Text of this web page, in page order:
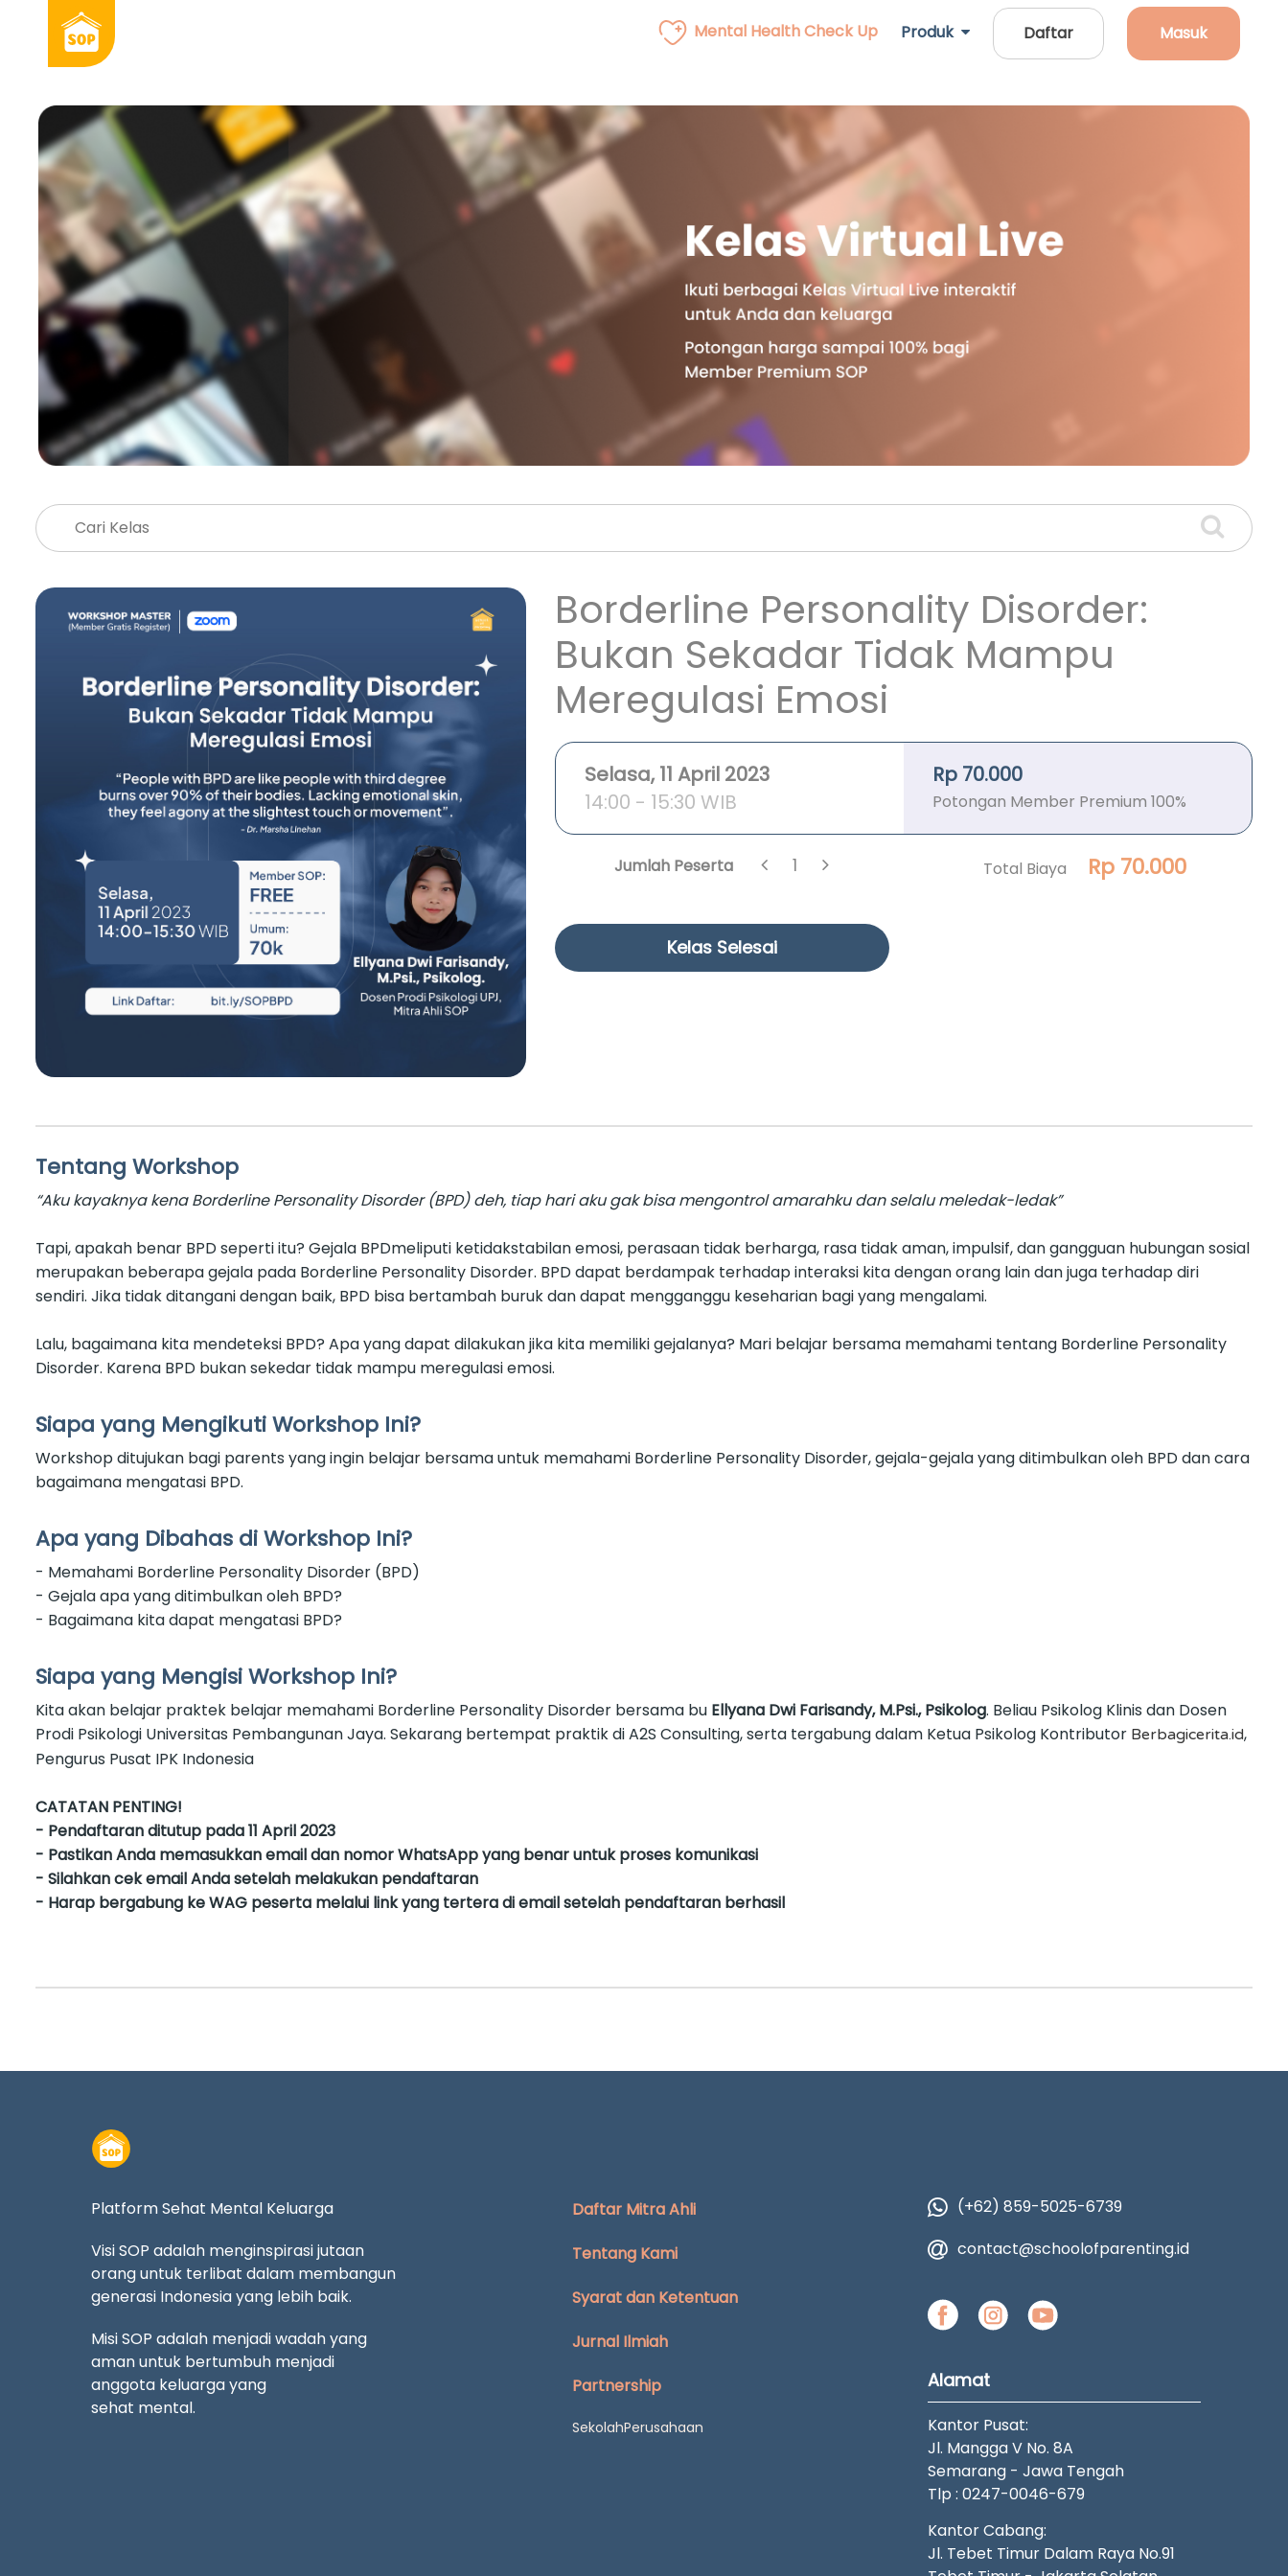
Mental Health Check Up Produk Daftar Masuk
Borderline Personality Disorder:
Bukan Sekadar Tidak Mampu
Meregulasi Emosi
Selasa, 11 April 2023
14:00 - 15:30 WIB
Rp 70.000
Potongan Member Premium 100%
Jumlah Peserta 1 Total Biaya Rp 70.000
Kelas Selesai
Tentang Workshop
“Aku kayaknya kena Borderline Personality Disorder (BPD) deh, tiap hari aku gak bisa mengontrol amarahku dan selalu meledak-ledak”
Tapi, apakah benar BPD seperti itu? Gejala BPDmeliputi ketidakstabilan emosi, perasaan tidak berharga, rasa tidak aman, impulsif, dan gangguan hubungan sosial
merupakan beberapa gejala pada Borderline Personality Disorder. BPD dapat berdampak terhadap interaksi kita dengan orang lain dan juga terhadap diri
sendiri. Jika tidak ditangani dengan baik, BPD bisa bertambah buruk dan dapat mengganggu keseharian bagi yang mengalami.
Lalu, bagaimana kita mendeteksi BPD? Apa yang dapat dilakukan jika kita memiliki gejalanya? Mari belajar bersama memahami tentang Borderline Personality
Disorder. Karena BPD bukan sekedar tidak mampu meregulasi emosi.
Siapa yang Mengikuti Workshop Ini?
Workshop ditujukan bagi parents yang ingin belajar bersama untuk memahami Borderline Personality Disorder, gejala-gejala yang ditimbulkan oleh BPD dan cara
bagaimana mengatasi BPD.
Apa yang Dibahas di Workshop Ini?
- Memahami Borderline Personality Disorder (BPD)
- Gejala apa yang ditimbulkan oleh BPD?
- Bagaimana kita dapat mengatasi BPD?
Siapa yang Mengisi Workshop Ini?
Kita akan belajar praktek belajar memahami Borderline Personality Disorder bersama bu Ellyana Dwi Farisandy, M.Psi., Psikolog. Beliau Psikolog Klinis dan Dosen
Prodi Psikologi Universitas Pembangunan Jaya. Sekarang bertempat praktik di A2S Consulting, serta tergabung dalam Ketua Psikolog Kontributor Berbagicerita.id,
Pengurus Pusat IPK Indonesia
CATATAN PENTING!
- Pendaftaran ditutup pada 11 April 2023
- Pastikan Anda memasukkan email dan nomor WhatsApp yang benar untuk proses komunikasi
- Silahkan cek email Anda setelah melakukan pendaftaran
- Harap bergabung ke WAG peserta melalui link yang tertera di email setelah pendaftaran berhasil
Platform Sehat Mental Keluarga
Visi SOP adalah menginspirasi jutaan
orang untuk terlibat dalam membangun
generasi Indonesia yang lebih baik.
Misi SOP adalah menjadi wadah yang
aman untuk bertumbuh menjadi
anggota keluarga yang
sehat mental.
Daftar Mitra Ahli
Tentang Kami
Syarat dan Ketentuan
Jurnal Ilmiah
Partnership
SekolahPerusahaan
(+62) 859-5025-6739
contact@schoolofparenting.id
Alamat
Kantor Pusat:
Jl. Mangga V No. 8A
Semarang - Jawa Tengah
Tlp : 0247-0046-679
Kantor Cabang:
Jl. Tebet Timur Dalam Raya No.91